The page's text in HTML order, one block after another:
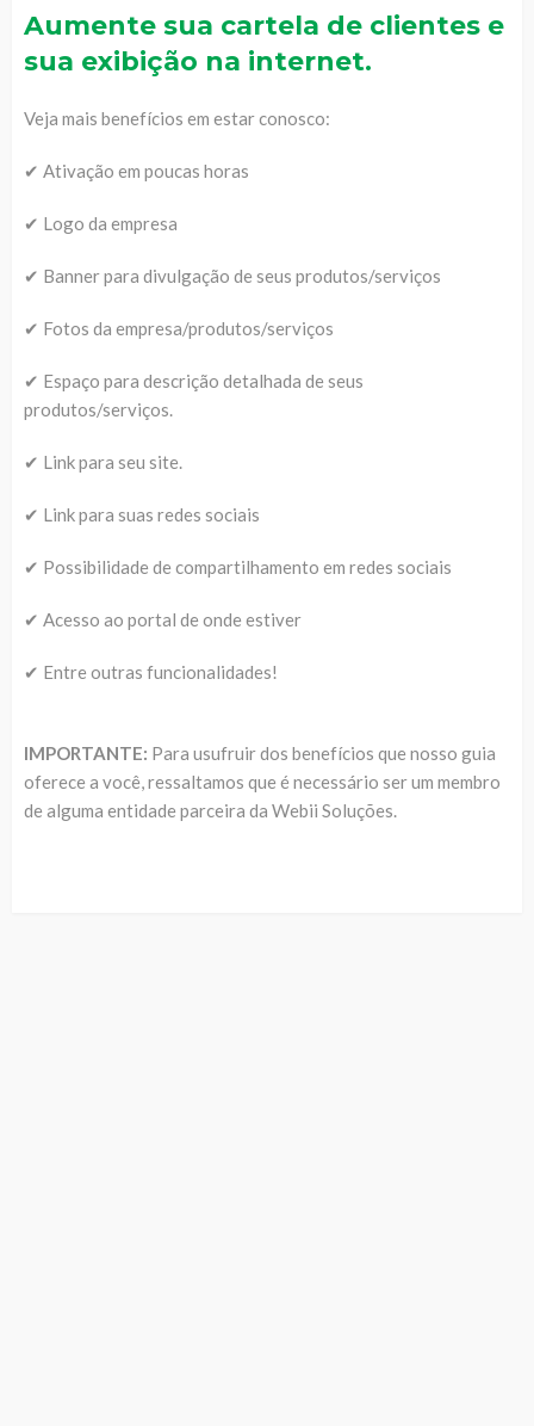
Aumente sua cartela de clientes e
sua exibição na internet.
Veja mais benefícios em estar conosco:
✔ Ativação em poucas horas
✔ Logo da empresa
✔ Banner para divulgação de seus produtos/serviços
✔ Fotos da empresa/produtos/serviços
✔ Espaço para descrição detalhada de seus
produtos/serviços.
✔ Link para seu site.
✔ Link para suas redes sociais
✔ Possibilidade de compartilhamento em redes sociais
✔ Acesso ao portal de onde estiver
✔ Entre outras funcionalidades!
IMPORTANTE: Para usufruir dos benefícios que nosso guia
oferece a você, ressaltamos que é necessário ser um membro
de alguma entidade parceira da Webii Soluções.